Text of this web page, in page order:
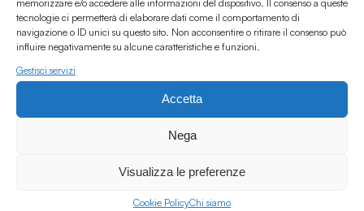
memorizzare e/o accedere alle informazioni del dispositivo. Il consenso a queste
tecnologie ci permetterà di elaborare dati come il comportamento di
navigazione o ID unici su questo sito. Non acconsentire o ritirare il consenso può
influire negativamente su alcune caratteristiche e funzioni.
Gestisci servizi
Accetta
Nega
Visualizza le preferenze
Cookie PolicyChi siamo
13.06.2026
All Tomorrow's Archive 065 w/ Laurent